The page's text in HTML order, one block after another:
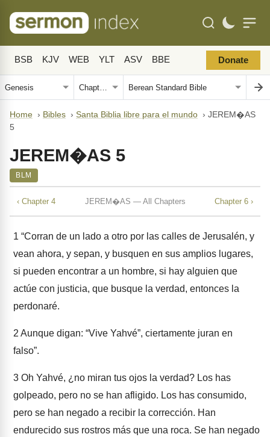
BSB KJV WEB YLT ASV BBE Donate
Home › Bibles › Santa Biblia libre para el mundo › JEREM�AS
5
JEREM�AS 5
BLM
‹ Chapter 4 JEREM�AS — All Chapters Chapter 6 ›
1 “Corran de un lado a otro por las calles de Jerusalén, y
vean ahora, y sepan, y busquen en sus amplios lugares,
si pueden encontrar a un hombre, si hay alguien que
actúe con justicia, que busque la verdad, entonces la
perdonaré.
2 Aunque digan: “Vive Yahvé”, ciertamente juran en
falso”.
3 Oh Yahvé, ¿no miran tus ojos la verdad? Los has
golpeado, pero no se han afligido. Los has consumido,
pero se han negado a recibir la corrección. Han
endurecido sus rostros más que una roca. Se han negado